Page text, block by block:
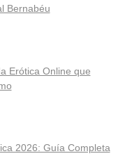
Bernabéu
Erótica Online que
2026: Guía Completa